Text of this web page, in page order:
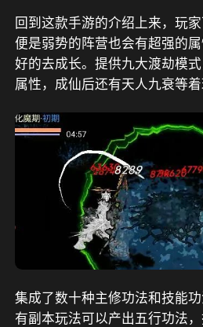
回到这款手游的介绍上来，玩
便是弱势的阵营也会有超强的
好的去成长。提供九大渡劫模
属性，成仙后还有天人九衰等着
集成了数十种主修功法和技能
有副本玩法可以产出五行功法